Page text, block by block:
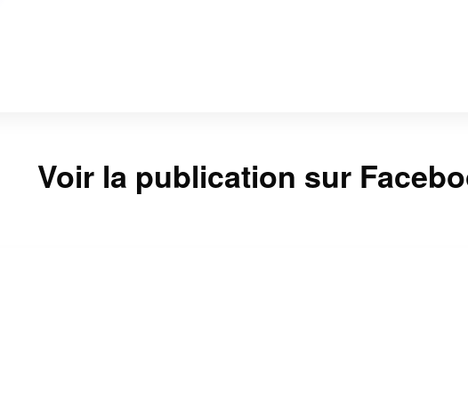
Voir la publication sur